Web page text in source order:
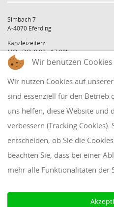
Simbach 7
A-4070 Eferding
Kanzleizeiten:
MO - DO: 8:00 - 17:00h
FR: 8:00 - 12:00h
Tel: +43 7272 39 79 - 0
Fax: +43 7272 39 79 - 9
QUICKLINKS
Klientenbereich
Disclaimer
AAB 2018
Wir benutzen Cookies
Wir nutzen Cookies auf
sind essenziell für den Betrieb
uns helfen, diese Website und
verbessern (Tracking Cookies).
entscheiden, ob Sie die
beachten Sie, dass bei einer
mehr alle Funktionalitäten der